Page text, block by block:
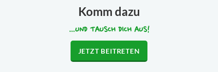
Komm dazu
...UND TAUSCH DICH AUS!
JETZT BEITRETEN